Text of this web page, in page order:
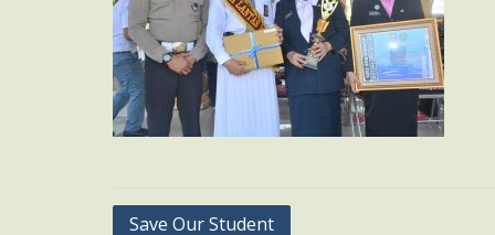
Navigasi
Save Our Student